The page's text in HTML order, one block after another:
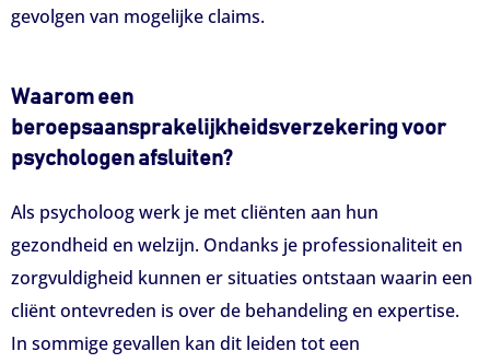
gevolgen van mogelijke claims.
Waarom een
beroepsaansprakelijkheidsverzekering voor
psychologen afsluiten?
Als psycholoog werk je met cliënten aan hun
gezondheid en welzijn. Ondanks je professionaliteit en
zorgvuldigheid kunnen er situaties ontstaan waarin een
cliënt ontevreden is over de behandeling en expertise.
In sommige gevallen kan dit leiden tot een